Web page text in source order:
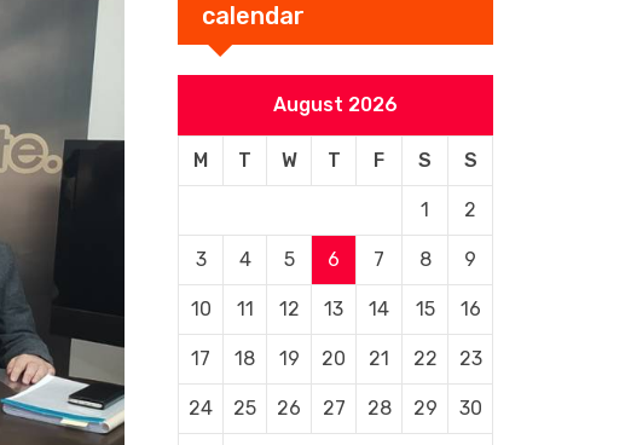
calendar
August 2026
M T W T F S S
1 2
3 4 5 6 7 8 9
10 11 12 13 14 15 16
17 18 19 20 21 22 23
24 25 26 27 28 29 30